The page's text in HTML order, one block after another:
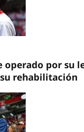
operado por su
rehabilitación